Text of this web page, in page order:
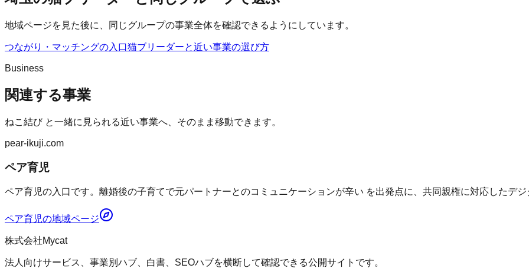
地域ページを見た後に、同じグループの事業全体を確認できるようにしています。
つながり・マッチングの入口猫ブリーダーと近い事業の選び方
Business
関連する事業
ねこ結びと一緒に見られる近い事業へ、そのまま移動できます。
pear-ikuji.com
ペア育児
ペア育児の入口です。離婚後の子育てで元パートナーとのコミュニケーションが辛い を出発点に、共同親権に対応したデ
ペア育児の地域ページ
株式会社Mycat
法人向けサービス、事業別ハブ、白書、SEOハブを横断して確認できる公開サイトです。